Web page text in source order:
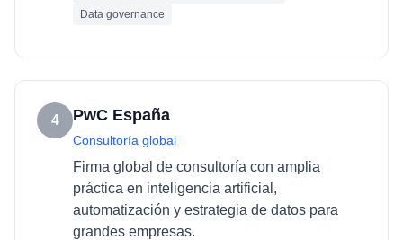
Data governance
4 PwC España
Consultoría global
Firma global de consultoría con amplia
práctica en inteligencia artificial,
automatización y estrategia de datos para
grandes empresas.